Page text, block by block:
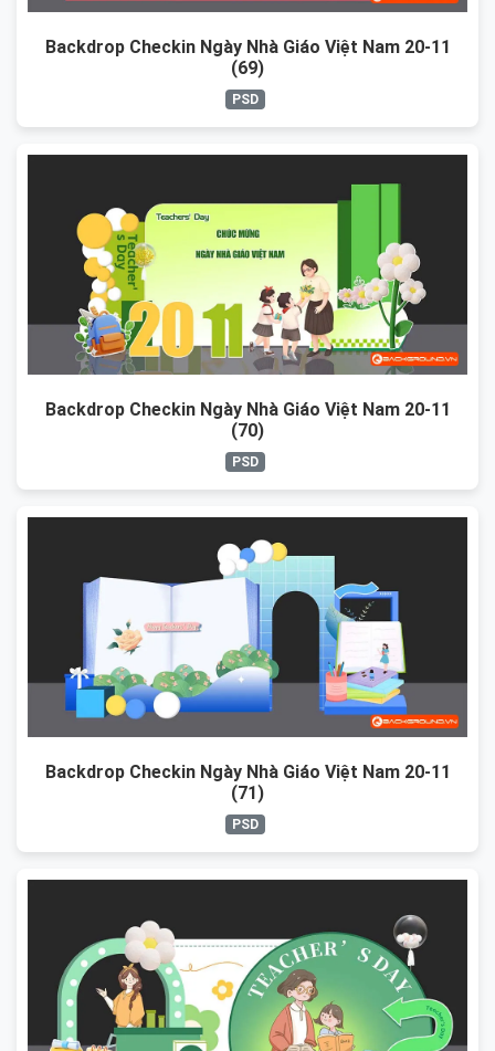
Backdrop Checkin Ngày Nhà Giáo Việt Nam 20-11
(69)
PSD
Backdrop Checkin Ngày Nhà Giáo Việt Nam 20-11
(70)
PSD
Backdrop Checkin Ngày Nhà Giáo Việt Nam 20-11
(71)
PSD